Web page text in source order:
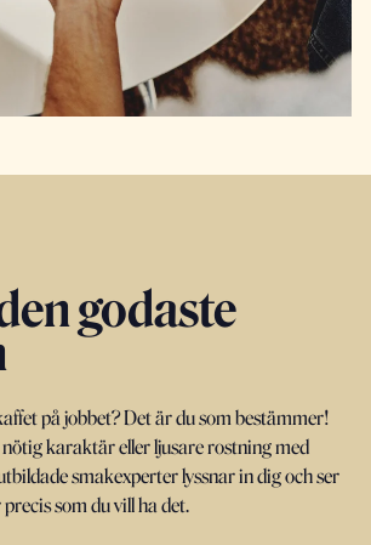
godaste
på jobbet? Det är du som bestämmer!
karaktär eller ljusare rostning med
smakexperter lyssnar in dig och ser
som du vill ha det.